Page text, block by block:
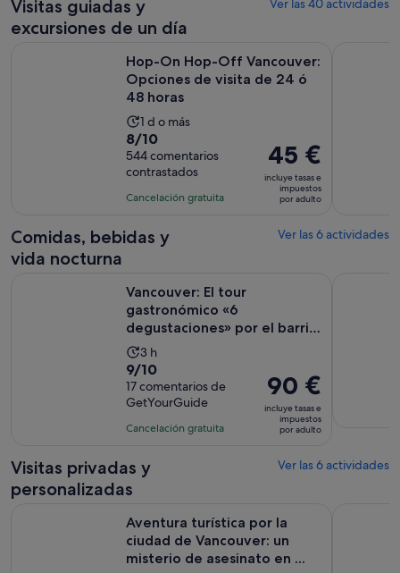
Visitas guiadas y
excursiones de un día
Ver las 40 actividades
Hop-On Hop-Off Vancouver:
Opciones de visita de 24 ó
48 horas
La
duración
de
la
actividad
de
1 d o más
8.0
sobre
10
con
comentarios
8/10
544 comentarios
contrastados
Cancelación gratuita
El
precio
es
de
por
45 €
incluye tasas e
impuestos
por adulto
Comidas, bebidas y
vida nocturna
Ver las 6 actividades
Vancouver: El tour
gastronómico «6
degustaciones» por el barrio
de Gastown
La
duración
de
la
actividad
de
3 h
9.0
sobre
10
con
comentarios
9/10
17 comentarios de
GetYourGuide
Cancelación gratuita
El
precio
es
de
por
90 €
incluye tasas e
impuestos
por adulto
Visitas privadas y
personalizadas
Ver las 6 actividades
Aventura turística por la
ciudad de Vancouver: un
misterio de asesinato en ...